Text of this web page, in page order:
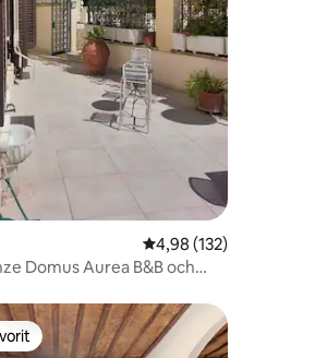
betyg, 99 omdömen
4,98 av 5 i
4,98 (132)
Domus Aurea B&B och